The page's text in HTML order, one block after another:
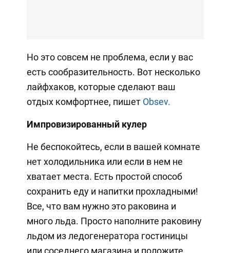
Но это совсем не проблема, если у вас
есть сообразительность. Вот несколько
лайфхаков, которые сделают ваш
отдых комфортнее, пишет Obsev.
Импровизированный кулер
Не беспокойтесь, если в вашей комнате
нет холодильника или если в нем не
хватает места. Есть простой способ
сохранить еду и напитки прохладными!
Все, что вам нужно это раковина и
много льда. Просто наполните раковину
льдом из ледогенератора гостиницы
или соседнего магазина и положите